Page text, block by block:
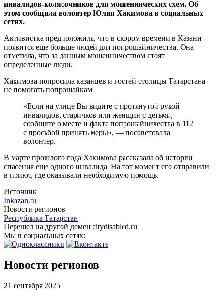
инвалидов-колясочников для мошеннических схем. Об
этом сообщила волонтер Юлия Хакимова в социальных
сетях.
Активистка предположила, что в скором времени в Казани
появится еще больше людей для попрошайничества. Она
отметила, что за данным мошенничеством стоят
определенные люди.
Хакимова попросила казанцев и гостей столицы Татарстана
не помогать попрошайкам.
«Если на улице Вы видите с протянутой рукой
инвалидов, старичков или женщин с детьми,
сообщите о месте и факте попрошайничества в 112
с просьбой принять меры», — посоветовала
волонтер.
В марте прошлого года Хакимова рассказала об истории
спасения еще одного инвалида. На тот момент его отправили
в приют, где оказывали необходимую помощь.
Источник
Inkazan.ru
Новости регионов
Республика Татарстан
Перешел на другой домен citydisabled.ru
Мы в социальных сетях:
Новости регионов
21 сентября 2025